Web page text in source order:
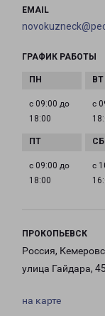
EMAIL
ГРАФИК РАБОТЫ
с 09:00 до
18:00
с
с 09:00 до
18:00
с
ПРОКОПЬЕВСК
Россия,
улица Гайдара, 45
на карте